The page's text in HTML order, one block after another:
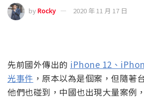
byRocky 2020 年 11 月 17 日
先前國外傳出的 iPhone 12、
光事件 ，原本以為是個案，但隨著
他們也碰到，中國也出現大量案例